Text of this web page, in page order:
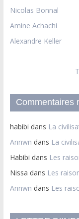
Nicolas Bonnal
Amine Achachi
Alexandre Keller
Commentaires
habibi dans La
Annwn dans La
Habibi dans Les
Nissa dans Les
Annwn dans Les